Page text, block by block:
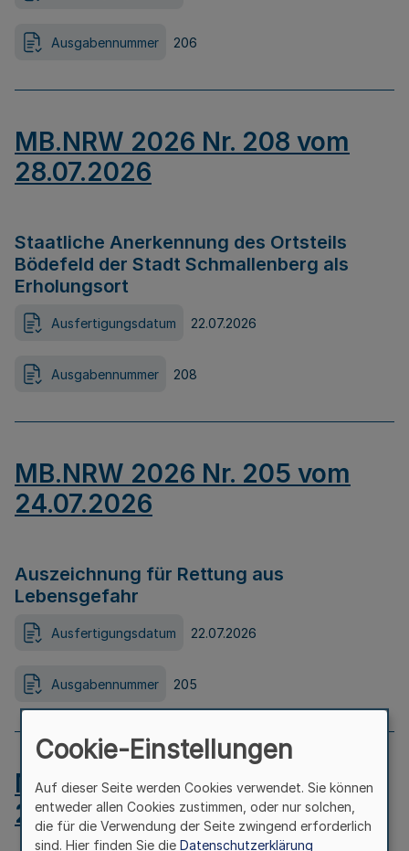
Ausgabennummer 206
MB.NRW 2026 Nr. 208 vom
28.07.2026
Staatliche Anerkennung des Ortsteils
Bödefeld der Stadt Schmallenberg als
Erholungsort
Ausfertigungsdatum 22.07.2026
Ausgabennummer 208
MB.NRW 2026 Nr. 205 vom
24.07.2026
Auszeichnung für Rettung aus
Lebensgefahr
Ausfertigungsdatum 22.07.2026
Ausgabennummer 205
MB.NRW 2026 Nr. 204 vom
24.07.2026
Cookie-Einstellungen
Auf dieser Seite werden Cookies verwendet. Sie können
entweder allen Cookies zustimmen, oder nur solchen,
die für die Verwendung der Seite zwingend erforderlich
sind. Hier finden Sie die Datenschutzerklärung